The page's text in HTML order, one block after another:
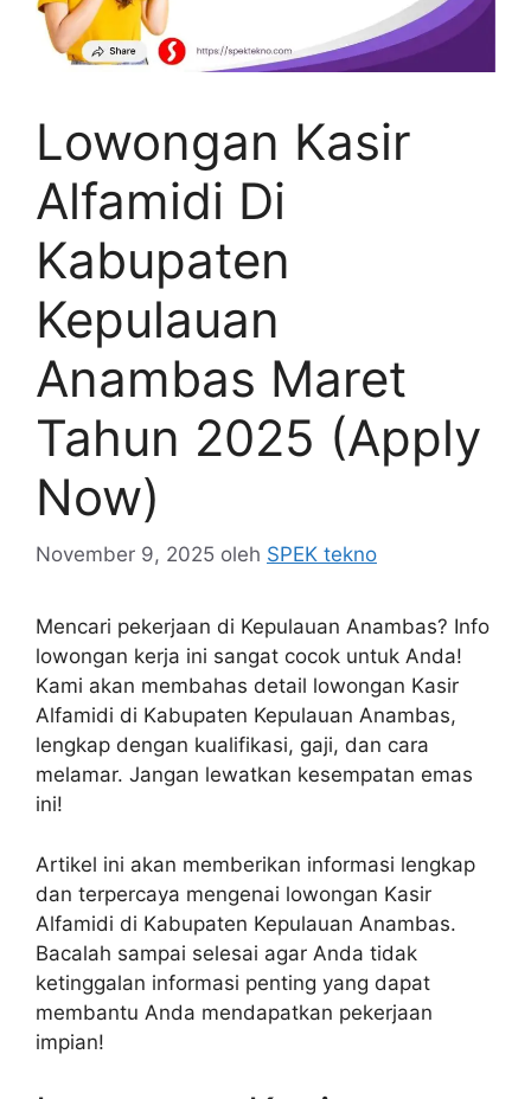
Lowongan Kasir
Alfamidi Di
Kabupaten
Kepulauan
Anambas Maret
Tahun 2025 (Apply
Now)
November 9, 2025 oleh SPEK tekno
Mencari pekerjaan di Kepulauan Anambas? Info
lowongan kerja ini sangat cocok untuk Anda!
Kami akan membahas detail lowongan Kasir
Alfamidi di Kabupaten Kepulauan Anambas,
lengkap dengan kualifikasi, gaji, dan cara
melamar. Jangan lewatkan kesempatan emas
ini!
Artikel ini akan memberikan informasi lengkap
dan terpercaya mengenai lowongan Kasir
Alfamidi di Kabupaten Kepulauan Anambas.
Bacalah sampai selesai agar Anda tidak
ketinggalan informasi penting yang dapat
membantu Anda mendapatkan pekerjaan
impian!